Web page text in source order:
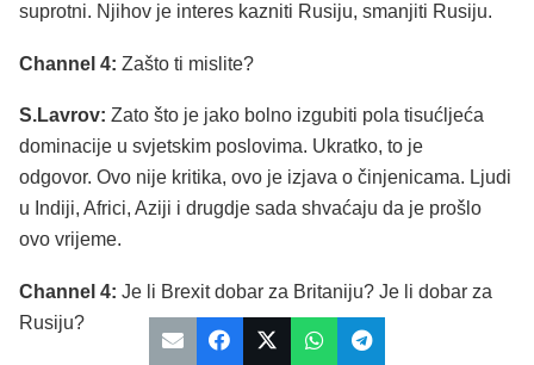
suprotni. Njihov je interes kazniti Rusiju, smanjiti Rusiju.
Channel 4: Zašto ti mislite?
S.Lavrov: Zato što je jako bolno izgubiti pola tisućljeća
dominacije u svjetskim poslovima. Ukratko, to je
odgovor. Ovo nije kritika, ovo je izjava o činjenicama. Ljudi
u Indiji, Africi, Aziji i drugdje sada shvaćaju da je prošlo
ovo vrijeme.
Channel 4: Je li Brexit dobar za Britaniju? Je li dobar za
Rusiju?